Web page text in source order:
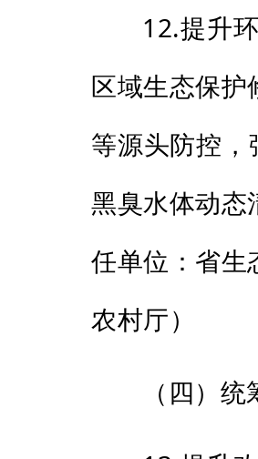
12.提升
区域生态保
等源头防控，
黑臭水体动态
任单位：省生
农村厅）
（四）